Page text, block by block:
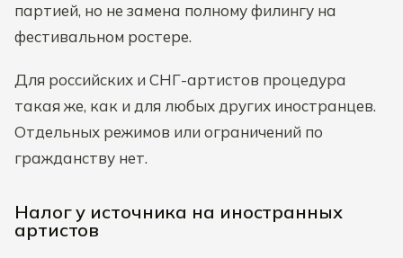
партией, но не замена полному филингу на
фестивальном ростере.
Для российских и СНГ-артистов процедура
такая же, как и для любых других иностранцев.
Отдельных режимов или ограничений по
гражданству нет.
Налог у источника на иностранных
артистов